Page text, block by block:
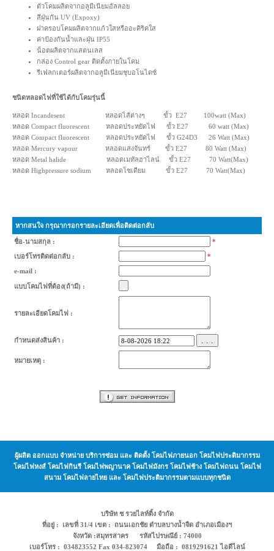
ตัวโคมผลิตจากอลูมีเนียมอัลลอย
สีฝุ่นกัน UV (Expoxy)
ฝาครอบโคมผลิตจากแก้วใสหรืออะคิริคใส
ค่าป้องกันน้ำและฝุ่น IP55
น็อตผลิตจากแสตนเลส
กล่อง Control gear ติดตั้งภายในโคม
รีเฟลกเตอร์ผลิตจากอลูมีเนียมชุบอโนไดซ์
ชนิดหลอดไฟที่ใช้ได้กับโคมรุ่นนี้
หลอด Incandesent หลอดไส้ต่างๆ ขั้ว E27 100watt (Max)
หลอด Compact fluorescent หลอดประหยัดไฟ ขั้ว E27 60 watt (Max)
หลอด Compact fluorescent หลอดประหยัดไฟ ขั้ว G24D3 26 Watt (Max)
หลอด Mercury vapour หลอดแสงจันทร์ ขั้ว E27 80 Watt (Max)
หลอด Metal halide หลอดเมทัลฮาไลน์ ขั้ว E27 70 Watt(Max)
หลอด Highpressure sodium หลอดโซเดียม ขั้ว E27 70 Watt(Max)
หากสนใจ กรุณากรอกรายละเอียดเพื่อติดต่อกลับ
ชื่อ-นามสกุล :
*
เบอร์โทรติดต่อกลับ :
*
e-mail :
แบบโคมไฟที่ต้อง(ถ้ามี) :
รายละเอียดโคมไฟ :
กำหนดส่งสินค้า : . . .
หมายเหตุ :
ผู้ผลิต ออกแบบ จำหน่าย บริการซ่อม และ ติดตั้ง โคมไฟภายนอก โคมไฟประติมากรรม
โคมไฟหงส์ โคมไฟกินรี โคมไฟพญานาค โคมไฟมังกร โคมไฟช้าง โคมไฟถนน โคมไฟ
สนาม โคมไฟลายไทย และ โคมไฟประติมากรรมตามแบบทุกชนิด
บริษัท ช รวยไลท์ติ้ง จำกัด
ที่อยู่ : เลขที่ 31/4 เขต : ถนนเอกชัย ตำบลบางน้ำจืด อำเภอเมืองฯ
จังหวัด :สมุทรสาคร รหัสไปรษณีย์ : 74000
เบอร์โทร : 034823552 Fax 034-823074 มือถือ : 0819291621 ไอดีไลน์